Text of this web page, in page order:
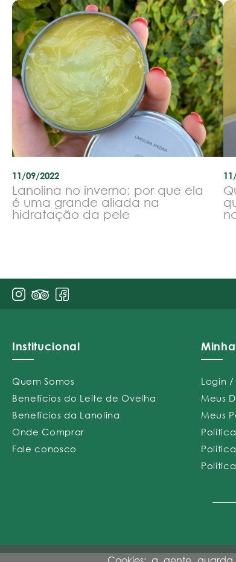
11/09/2022
Lanolina no inverno: por que ela
é uma grande aliada na
hidratação da pele
Institucional
Quem Somos
Benefícios do Leite de Ovelha
Benefícios da Lanolina
Onde Comprar
Fale conosco
Login
Meus
Meus